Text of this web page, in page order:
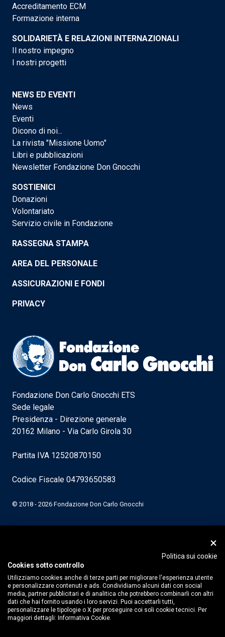
Accreditamento ECM
Formazione interna
SOLIDARIETÀ E RELAZIONI INTERNAZIONALI
Il nostro impegno
I nostri progetti
NEWS ED EVENTI
News
Eventi
Dicono di noi...
La rivista "Missione Uomo"
Libri e pubblicazioni
Newsletter Fondazione Don Gnocchi
SOSTIENICI
Donazioni
Volontariato
Servizio civile in Fondazione
RASSEGNA STAMPA
AREA DEL PERSONALE
ASSICURAZIONI E FONDI
PRIVACY
Fondazione Don Carlo Gnocchi ETS
Sede legale
Presidenza - Direzione generale
20162 Milano - Via Carlo Girola 30
Partita IVA 12520870150
Codice Fiscale 04793650583
© 2018 - 2026 Fondazione Don Carlo Gnocchi
Politica sui cookie
Cookies sotto controllo
Utilizziamo cookies anche di terze parti per migliorare l'esperienza utente
e personalizzare contenuti e ads. Condividiamo alcuni dati con social
media, partner pubblicitari e di analitica che potrebbero combinarli con altri
dati che hai fornito usando i loro servizi. Puoi accettarli tutti,
personalizzare le tipologie o X per proseguire coi soli cookie tecnici. Per
maggiori dettagli: Informativa Cookie.